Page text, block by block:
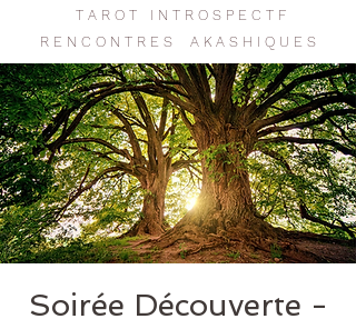
T A R O T I N T R O S P E C T F
R E N C O N T R E S A K A S H I Q U E S
Soirée Découverte -